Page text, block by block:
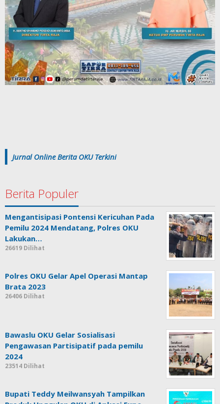
Jurnal Online Berita OKU Terkini
Berita Populer
Mengantisipasi Pontensi Kericuhan Pada
Pemilu 2024 Mendatang, Polres OKU
Lakukan…
26619 Dilihat
Polres OKU Gelar Apel Operasi Mantap
Brata 2023
26406 Dilihat
Bawaslu OKU Gelar Sosialisasi
Pengawasan Partisipatif pada pemilu
2024
23514 Dilihat
Bupati Teddy Meilwansyah Tampilkan